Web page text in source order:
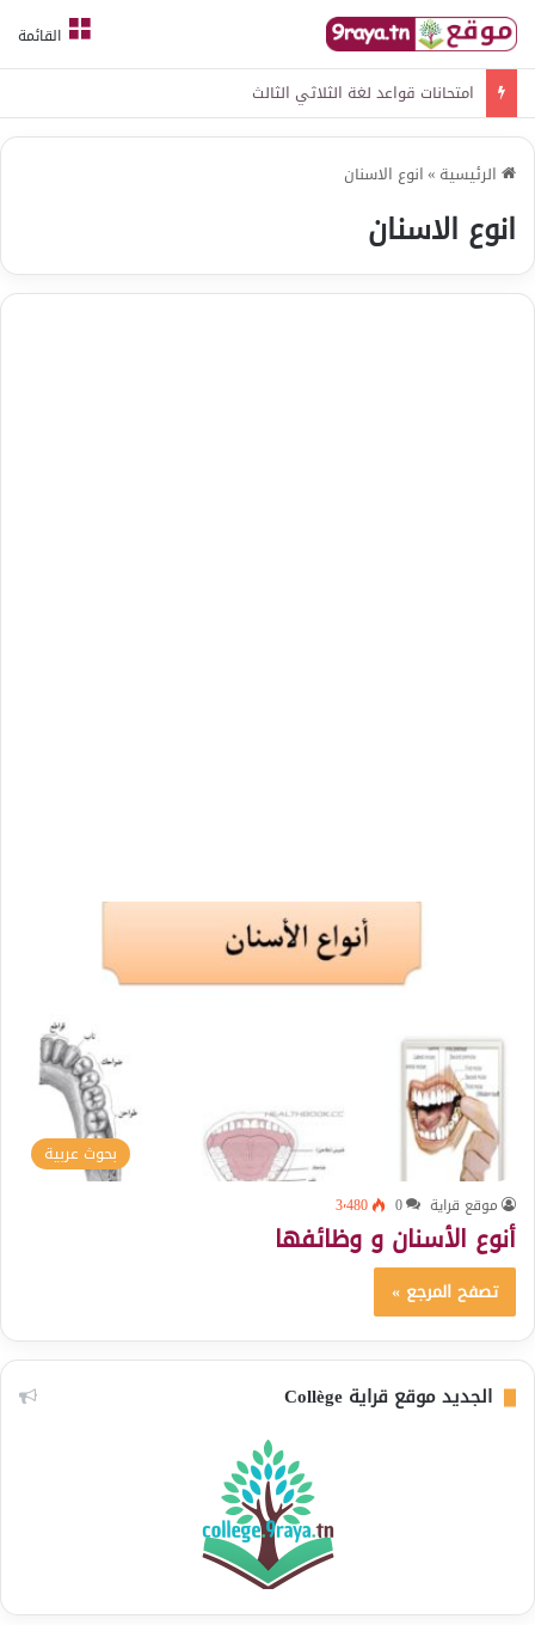
القائمة
امتحانات قواعد لغة الثلاثي الثالث
الرئيسية »انوع الاسنان
انوع الاسنان
بحوث عربية
موقع قراية 0 3٬480
أنوع الأسنان و وظائفها
تصفح المرجع »
الجديد موقع قراية Collège